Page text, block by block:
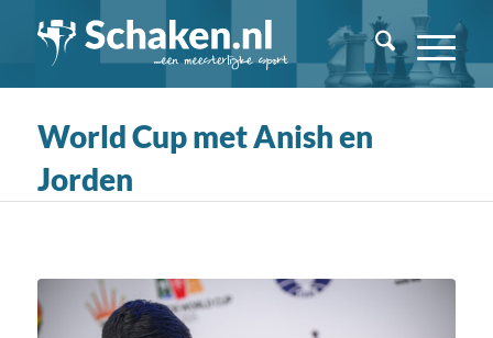
World Cup met Anish en
Jorden